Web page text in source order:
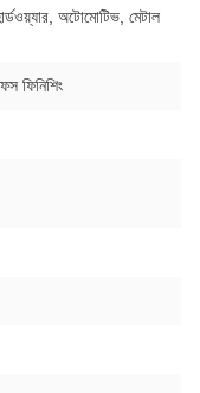
অটোমোটিভ, মেটাল
ফিনিশিং